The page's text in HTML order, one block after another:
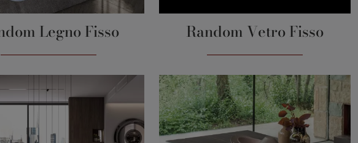
Legno Fisso Random Vetro Fisso